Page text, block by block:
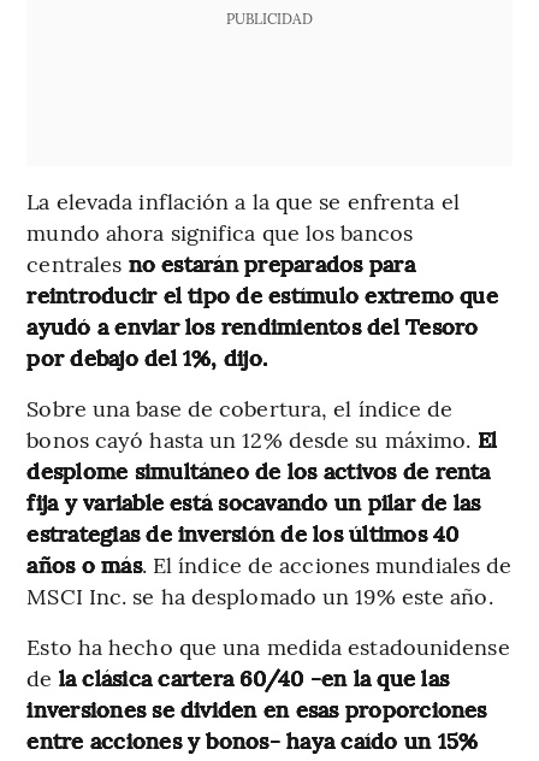
PUBLICIDAD
La elevada inflación a la que se enfrenta el
mundo ahora significa que los bancos
centrales no estarán preparados para
reintroducir el tipo de estímulo extremo que
ayudó a enviar los rendimientos del Tesoro
por debajo del 1%, dijo.
Sobre una base de cobertura, el índice de
bonos cayó hasta un 12% desde su máximo. El
desplome simultáneo de los activos de renta
fija y variable está socavando un pilar de las
estrategias de inversión de los últimos 40
años o más. El índice de acciones mundiales de
MSCI Inc. se ha desplomado un 19% este año.
Esto ha hecho que una medida estadounidense
de la clásica cartera 60/40 -en la que las
inversiones se dividen en esas proporciones
entre acciones y bonos- haya caído un 15%